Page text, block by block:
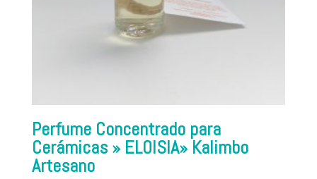
Perfume Concentrado para
Cerámicas » ELOISIA» Kalimbo
Artesano